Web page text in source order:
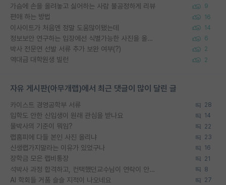
가슴에 손을 올려놓고 싫어하는 사람 불공정하게 리뷰 9
편애 하는 방법 16
이사이트가 처음엔 정말 도움많이됐는데 14
정보보안 연구하는 입장에선 식별가능한 사진을 올리는건 비추이긴함 6
박사 전문연 선발 서류 추가 보완 여부(?) 2
역대급 대학원생 빌런 2
자유 게시판(아무개랩)에서 최근 댓글이 많이 달린 글
카이스트 경영공학부 서류 28
입학도 안한 신입생이 원래 관심을 받나요 14
물박사의 기준이 뭐임? 22
랩홈피에 다들 본인 사진 올리냐 23
신생랩가지말라는 이유가 있었구나 16
장학금 모은 랩비통장 21
석박사 과정 합격하고, 컨택했던교수님이 연락이 안됩니다... 8
AI 학회들 거품 슬슬 지적이 나오네요 27